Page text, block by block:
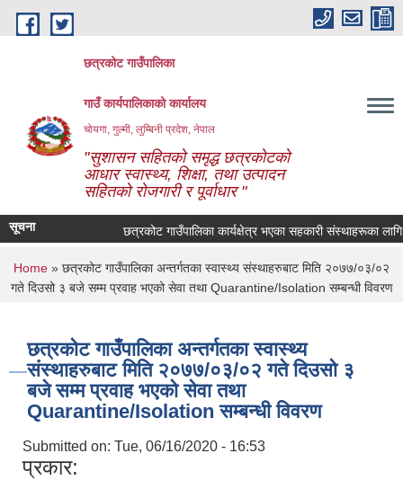
Skip to main content
छत्रकोट गाउँपालिका
गाउँ कार्यपालिकाको कार्यालय
चोयगा, गुल्मी, लुम्बिनी प्रदेश, नेपाल
"सुशासन सहितको समृद्ध छत्रकोटको
आधार स्वास्थ्य, शिक्षा, तथा उत्पादन
सहितको रोजगारी र पूर्वाधार "
सूचना छत्रकोट गाउँपालिका कार्यक्षेत्र भएका सहकारी संस्थाहरूका लागि
You are here
Home » छत्रकोट गाउँपालिका अन्तर्गतका स्वास्थ्य संस्थाहरुबाट मिति २०७७/०३/०२
गते दिउसो ३ बजे सम्म प्रवाह भएको सेवा तथा Quarantine/Isolation सम्बन्धी विवरण
छत्रकोट गाउँपालिका अन्तर्गतका स्वास्थ्य
संस्थाहरुबाट मिति २०७७/०३/०२ गते दिउसो ३
बजे सम्म प्रवाह भएको सेवा तथा
Quarantine/Isolation सम्बन्धी विवरण
Submitted on: Tue, 06/16/2020 - 16:53
प्रकार: